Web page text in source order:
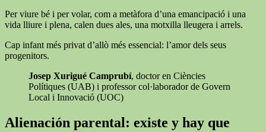
Per viure bé i per volar, com a metàfora d’una emancipació i una
vida lliure i plena, calen dues ales, una motxilla lleugera i arrels.
Cap infant més privat d’allò més essencial: l’amor dels seus
progenitors.
Josep Xurigué Camprubí, doctor en Ciències
Polítiques (UAB) i professor col·laborador de Govern
Local i Innovació (UOC)
Alienación parental: existe y hay que